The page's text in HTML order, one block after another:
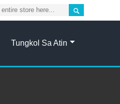

Tungkol Sa Atin